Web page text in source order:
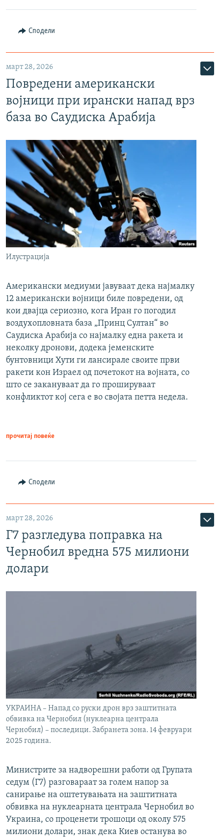
Сподели
март 28, 2026
Повредени американски
војници при ирански напад врз
база во Саудиска Арабија
Илустрација
Американски медиуми јавуваат дека најмалку
12 американски војници биле повредени, од
кои двајца сериозно, кога Иран го погодил
воздухопловната база „Принц Султан“ во
Саудиска Арабија со најмалку една ракета и
неколку дронови, додека јеменските
бунтовници Хути ги лансирале своите први
ракети кон Израел од почетокот на војната, со
што се закануваат да го прошируваат
конфликтот кој сега е во својата петта недела.
прочитај повеќе
Сподели
март 28, 2026
Г7 разгледува поправка на
Чернобил вредна 575 милиони
долари
УКРАИНА – Напад со руски дрон врз заштитната
обвивка на Чернобил (нуклеарна централа
Чернобил) – последици. Забранета зона. 14 февруари
2025 година.
Министрите за надворешни работи од Групата
седум (Г7) разговараат за голем напор за
санирање на оштетувањата на заштитната
обвивка на нуклеарната централа Чернобил во
Украина, со проценети трошоци од околу 575
милиони долари, знак дека Киев останува во